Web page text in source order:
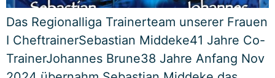
Das Regionalliga Trainerteam unserer Frauen
I CheftrainerSebastian Middeke41 Jahre Co-
TrainerJohannes Brune38 Jahre Anfang Nov